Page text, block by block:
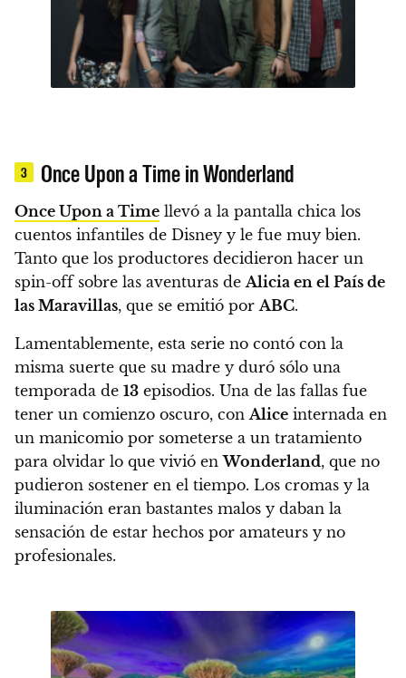
3 Once Upon a Time in Wonderland
Once Upon a Time llevó a la pantalla chica los
cuentos infantiles de Disney y le fue muy bien.
Tanto que los productores decidieron hacer un
spin-off sobre las aventuras deAlicia en el País de
las Maravillas, que se emitió porABC.
Lamentablemente, esta serie no contó con la
misma suerte que su madre y duró sólo una
temporada de 13 episodios. Una de las fallas fue
tener un comienzo oscuro, conAlice internada en
un manicomio por someterse a un tratamiento
para olvidar lo que vivió enWonderland, que no
pudieron sostener en el tiempo. Los cromas y la
iluminación eran bastantes malos y daban la
sensación de estar hechos por amateurs y no
profesionales.